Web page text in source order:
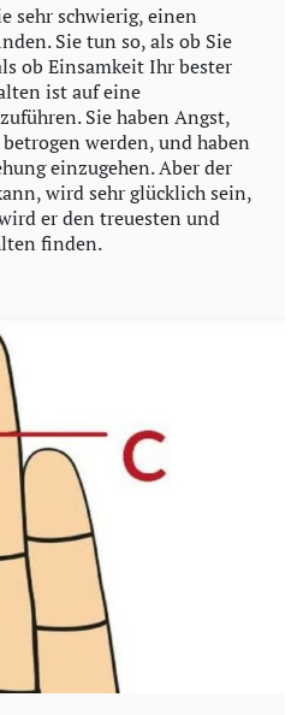
sehr schwierig, einen
Sie tun so, als ob Sie
ob Einsamkeit Ihr bester
ist auf eine
Sie haben Angst,
werden, und haben
einzugehen. Aber der
wird sehr glücklich sein,
er den treuesten und
finden.